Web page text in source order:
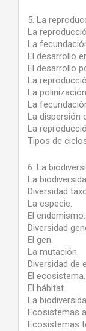
5. La
La
La
El desarrollo
El desarrollo
La
La
La
La dispersión
La
Tipos de
6. La
La
Diversidad
La especie.
El endemismo.
Diversidad
El gen.
La mutación.
Diversidad de
El ecosistema.
El hábitat.
La
Ecosistemas
Ecosistemas